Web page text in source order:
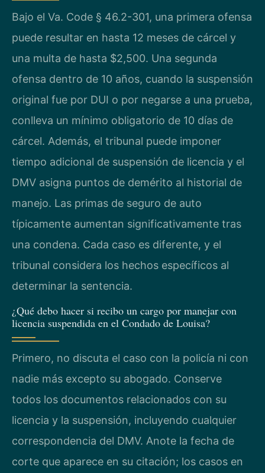
Bajo el Va. Code § 46.2-301, una primera ofensa
puede resultar en hasta 12 meses de cárcel y
una multa de hasta $2,500. Una segunda
ofensa dentro de 10 años, cuando la suspensión
original fue por DUI o por negarse a una prueba,
conlleva un mínimo obligatorio de 10 días de
cárcel. Además, el tribunal puede imponer
tiempo adicional de suspensión de licencia y el
DMV asigna puntos de demérito al historial de
manejo. Las primas de seguro de auto
típicamente aumentan significativamente tras
una condena. Cada caso es diferente, y el
tribunal considera los hechos específicos al
determinar la sentencia.
¿Qué debo hacer si recibo un cargo por manejar con
licencia suspendida en el Condado de Louisa?
Primero, no discuta el caso con la policía ni con
nadie más excepto su abogado. Conserve
todos los documentos relacionados con su
licencia y la suspensión, incluyendo cualquier
correspondencia del DMV. Anote la fecha de
corte que aparece en su citación; los casos en